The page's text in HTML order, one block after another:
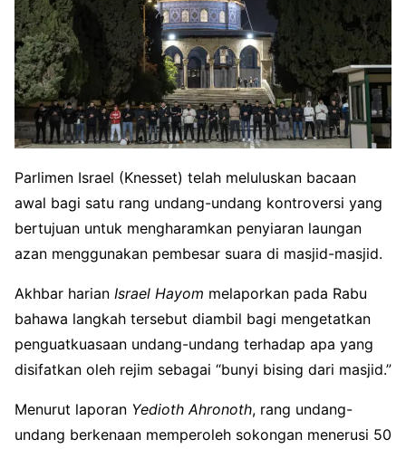
Parlimen Israel (Knesset) telah meluluskan bacaan
awal bagi satu rang undang-undang kontroversi yang
bertujuan untuk mengharamkan penyiaran laungan
azan menggunakan pembesar suara di masjid-masjid.
Akhbar harian Israel Hayom melaporkan pada Rabu
bahawa langkah tersebut diambil bagi mengetatkan
penguatkuasaan undang-undang terhadap apa yang
disifatkan oleh rejim sebagai “bunyi bising dari masjid.”
Menurut laporan Yedioth Ahronoth, rang undang-
undang berkenaan memperoleh sokongan menerusi 50